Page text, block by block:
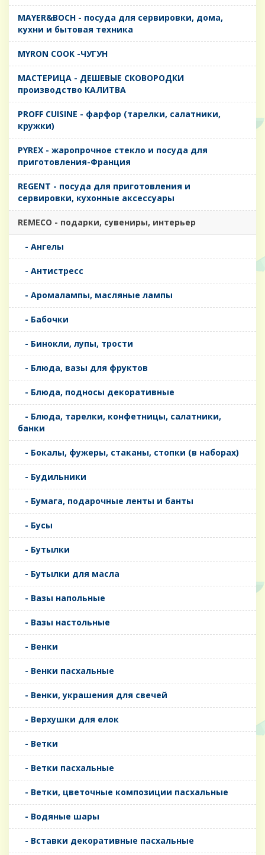
MAYER&BOCH - посуда для сервировки, дома,
кухни и бытовая техника
MYRON COOK -ЧУГУН
MАСТЕРИЦА - ДЕШЕВЫЕ СКОВОРОДКИ
производство КАЛИТВА
PROFF CUISINE - фарфор (тарелки, салатники,
кружки)
PYREX - жаропрочное стекло и посуда для
приготовления-Франция
REGENT - посуда для приготовления и
сервировки, кухонные аксессуары
REMECO - подарки, сувениры, интерьер
- Ангелы
- Антистресс
- Аромалампы, масляные лампы
- Бабочки
- Бинокли, лупы, трости
- Блюда, вазы для фруктов
- Блюда, подносы декоративные
- Блюда, тарелки, конфетницы, салатники,
банки
- Бокалы, фужеры, стаканы, стопки (в наборах)
- Будильники
- Бумага, подарочные ленты и банты
- Бусы
- Бутылки
- Бутылки для масла
- Вазы напольные
- Вазы настольные
- Венки
- Венки пасхальные
- Венки, украшения для свечей
- Верхушки для елок
- Ветки
- Ветки пасхальные
- Ветки, цветочные композиции пасхальные
- Водяные шары
- Вставки декоративные пасхальные